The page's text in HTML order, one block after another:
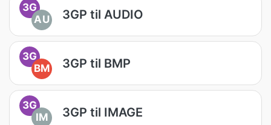
3G
AU
3GP til AUDIO
3G
BM
3GP til BMP
3G
IM
3GP til IMAGE